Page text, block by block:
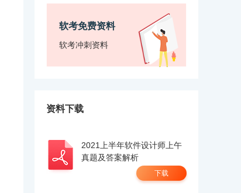
软考免费资料
软考冲刺资料
资料下载
2021上半年软件设计师上午
真题及答案解析
下载